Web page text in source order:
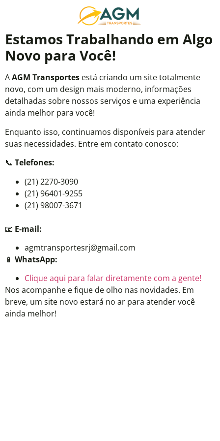
Estamos Trabalhando em Algo
Novo para Você!
AAGM Transportes está criando um site totalmente
novo, com um design mais moderno, informações
detalhadas sobre nossos serviços e uma experiência
ainda melhor para você!
Enquanto isso, continuamos disponíveis para atender
suas necessidades. Entre em contato conosco:
📞 Telefones:
(21) 2270-3090
(21) 96401-9255
(21) 98007-3671
📧 E-mail:
agmtransportesrj@gmail.com
📱 WhatsApp:
Clique aqui para falar diretamente com a gente!
Nos acompanhe e fique de olho nas novidades. Em
breve, um site novo estará no ar para atender você
ainda melhor!